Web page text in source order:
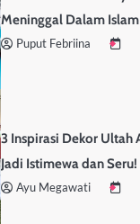
Meninggal Dalam Islam
Puput Febriina
3 Inspirasi Dekor Ultah
Jadi Istimewa dan Seru!
Ayu Megawati